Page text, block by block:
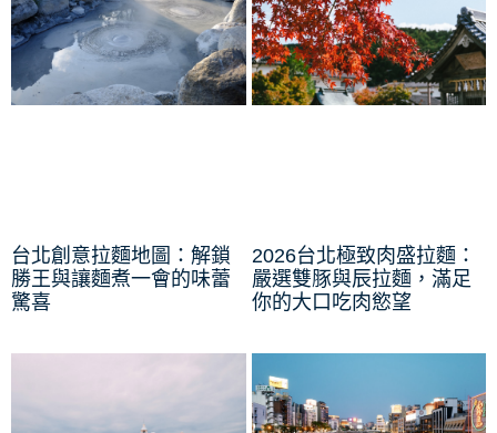
台北創意拉麵地圖：解鎖
勝王與讓麵煮一會的味蕾
驚喜
2026台北極致肉盛拉麵：
嚴選雙豚與辰拉麵，滿足
你的大口吃肉慾望